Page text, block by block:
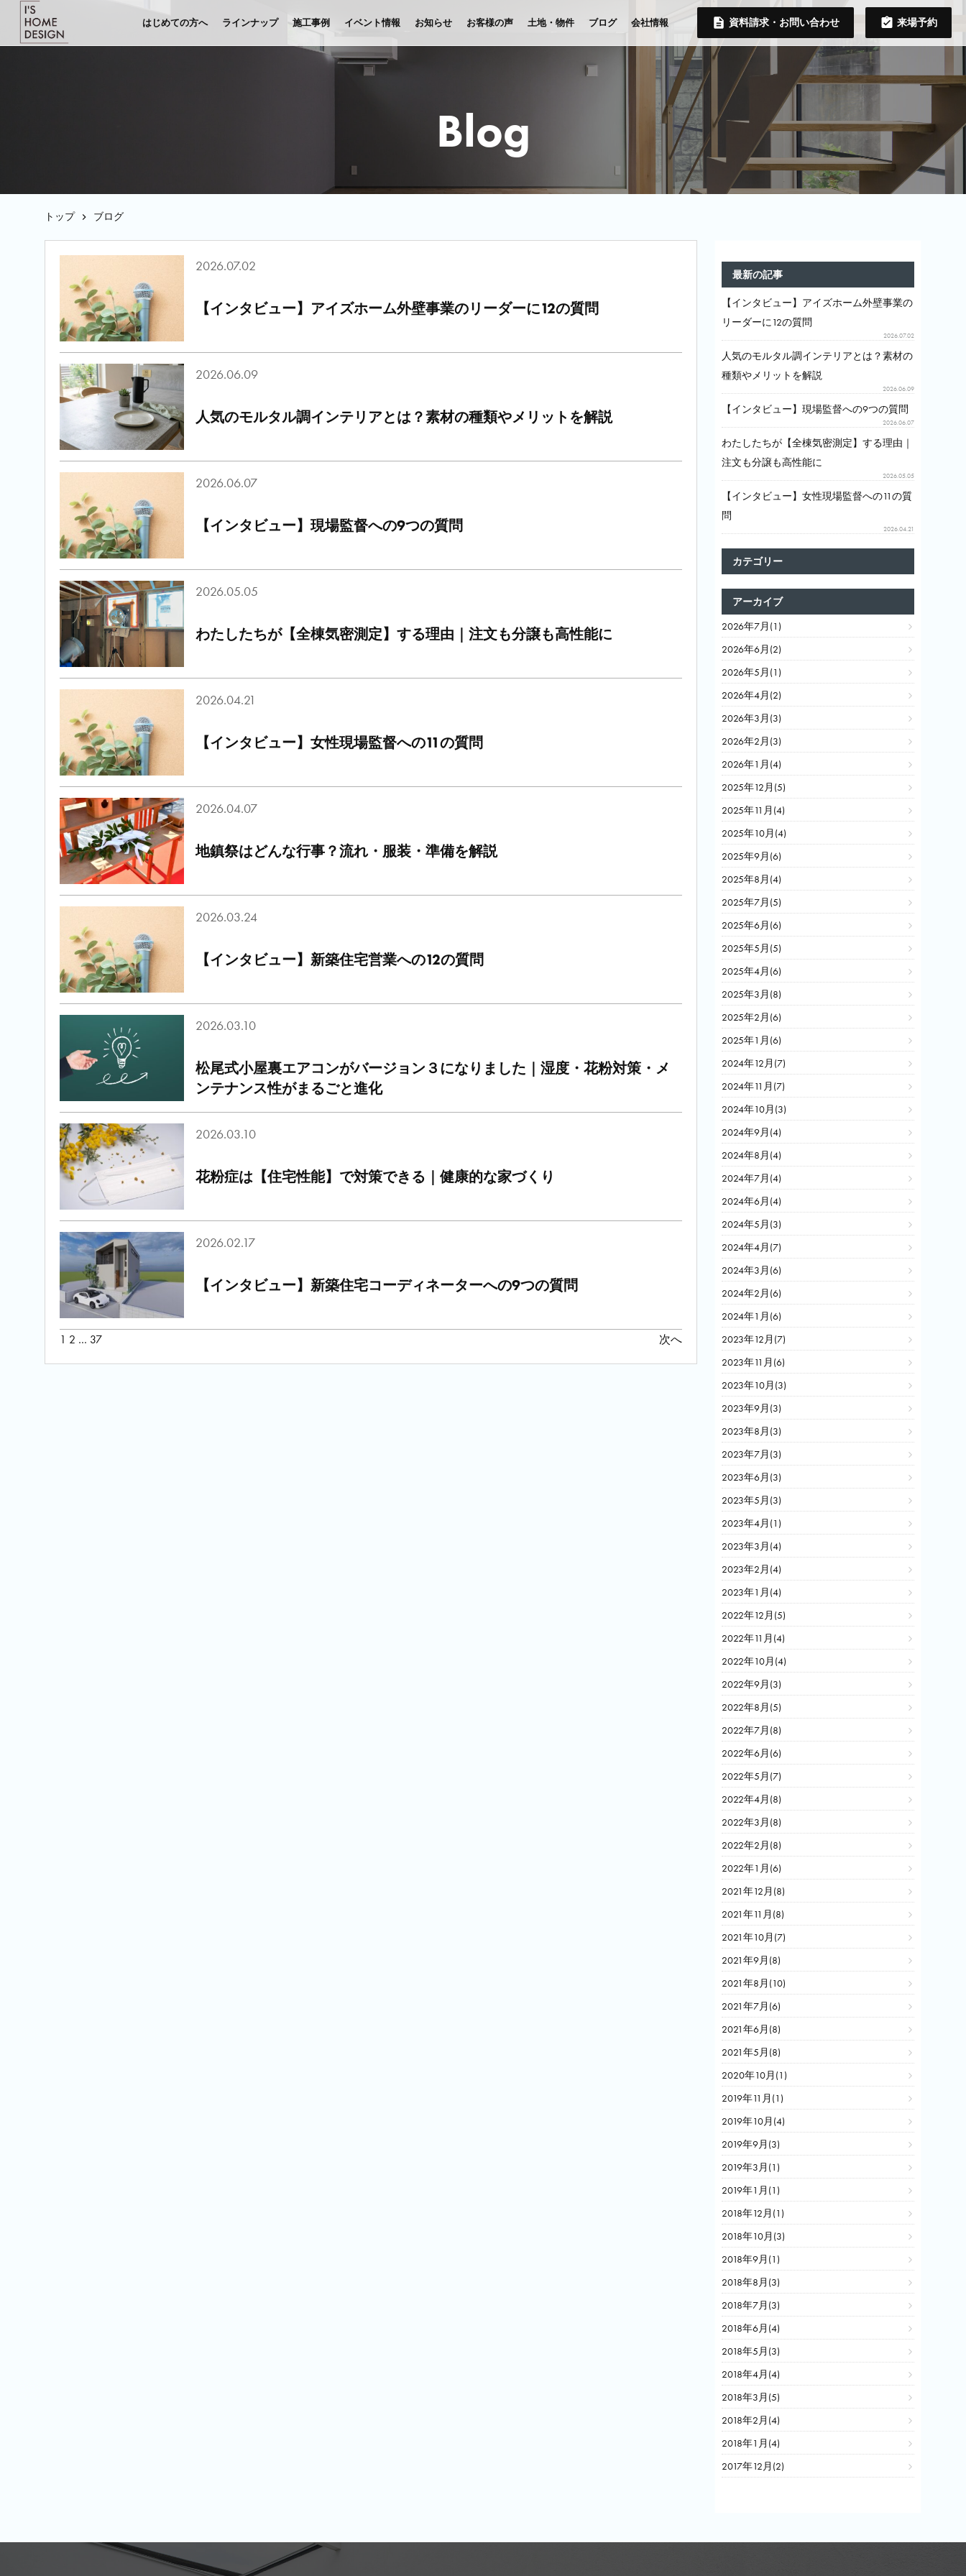
はじめての方へ ラインナップ 施工事例 イベント情報 お知らせ お客様の声 土地・物件 ブログ 会社情報 資料請求・お問い合わせ 来場予約
Blog
トップ ブログ
2026.07.02
【インタビュー】アイズホーム外壁事業のリーダーに12の質問
2026.06.09
人気のモルタル調インテリアとは？素材の種類やメリットを解説
2026.06.07
【インタビュー】現場監督への9つの質問
2026.05.05
わたしたちが【全棟気密測定】する理由｜注文も分譲も高性能に
2026.04.21
【インタビュー】女性現場監督への11の質問
2026.04.07
地鎮祭はどんな行事？流れ・服装・準備を解説
2026.03.24
【インタビュー】新築住宅営業への12の質問
2026.03.10
松尾式小屋裏エアコンがバージョン３になりました｜湿度・花粉対策・メ
ンテナンス性がまるごと進化
2026.03.10
花粉症は【住宅性能】で対策できる｜健康的な家づくり
2026.02.17
【インタビュー】新築住宅コーディネーターへの9つの質問
投
稿
1 2 … 37 次へ
最新の記事
【インタビュー】アイズホーム外壁事業の
リーダーに12の質問
2026.07.02
人気のモルタル調インテリアとは？素材の
種類やメリットを解説
2026.06.09
【インタビュー】現場監督への9つの質問
2026.06.07
わたしたちが【全棟気密測定】する理由｜
注文も分譲も高性能に
2026.05.05
【インタビュー】女性現場監督への11の質
問
2026.04.21
カテゴリー
アーカイブ
2026年7月(1)
2026年6月(2)
2026年5月(1)
2026年4月(2)
2026年3月(3)
2026年2月(3)
2026年1月(4)
2025年12月(5)
2025年11月(4)
2025年10月(4)
2025年9月(6)
2025年8月(4)
2025年7月(5)
2025年6月(6)
2025年5月(5)
2025年4月(6)
2025年3月(8)
2025年2月(6)
2025年1月(6)
2024年12月(7)
2024年11月(7)
2024年10月(3)
2024年9月(4)
2024年8月(4)
2024年7月(4)
2024年6月(4)
2024年5月(3)
2024年4月(7)
2024年3月(6)
2024年2月(6)
2024年1月(6)
2023年12月(7)
2023年11月(6)
2023年10月(3)
2023年9月(3)
2023年8月(3)
2023年7月(3)
2023年6月(3)
2023年5月(3)
2023年4月(1)
2023年3月(4)
2023年2月(4)
2023年1月(4)
2022年12月(5)
2022年11月(4)
2022年10月(4)
2022年9月(3)
2022年8月(5)
2022年7月(8)
2022年6月(6)
2022年5月(7)
2022年4月(8)
2022年3月(8)
2022年2月(8)
2022年1月(6)
2021年12月(8)
2021年11月(8)
2021年10月(7)
2021年9月(8)
2021年8月(10)
2021年7月(6)
2021年6月(8)
2021年5月(8)
2020年10月(1)
2019年11月(1)
2019年10月(4)
2019年9月(3)
2019年3月(1)
2019年1月(1)
2018年12月(1)
2018年10月(3)
2018年9月(1)
2018年8月(3)
2018年7月(3)
2018年6月(4)
2018年5月(3)
2018年4月(4)
2018年3月(5)
2018年2月(4)
2018年1月(4)
2017年12月(2)